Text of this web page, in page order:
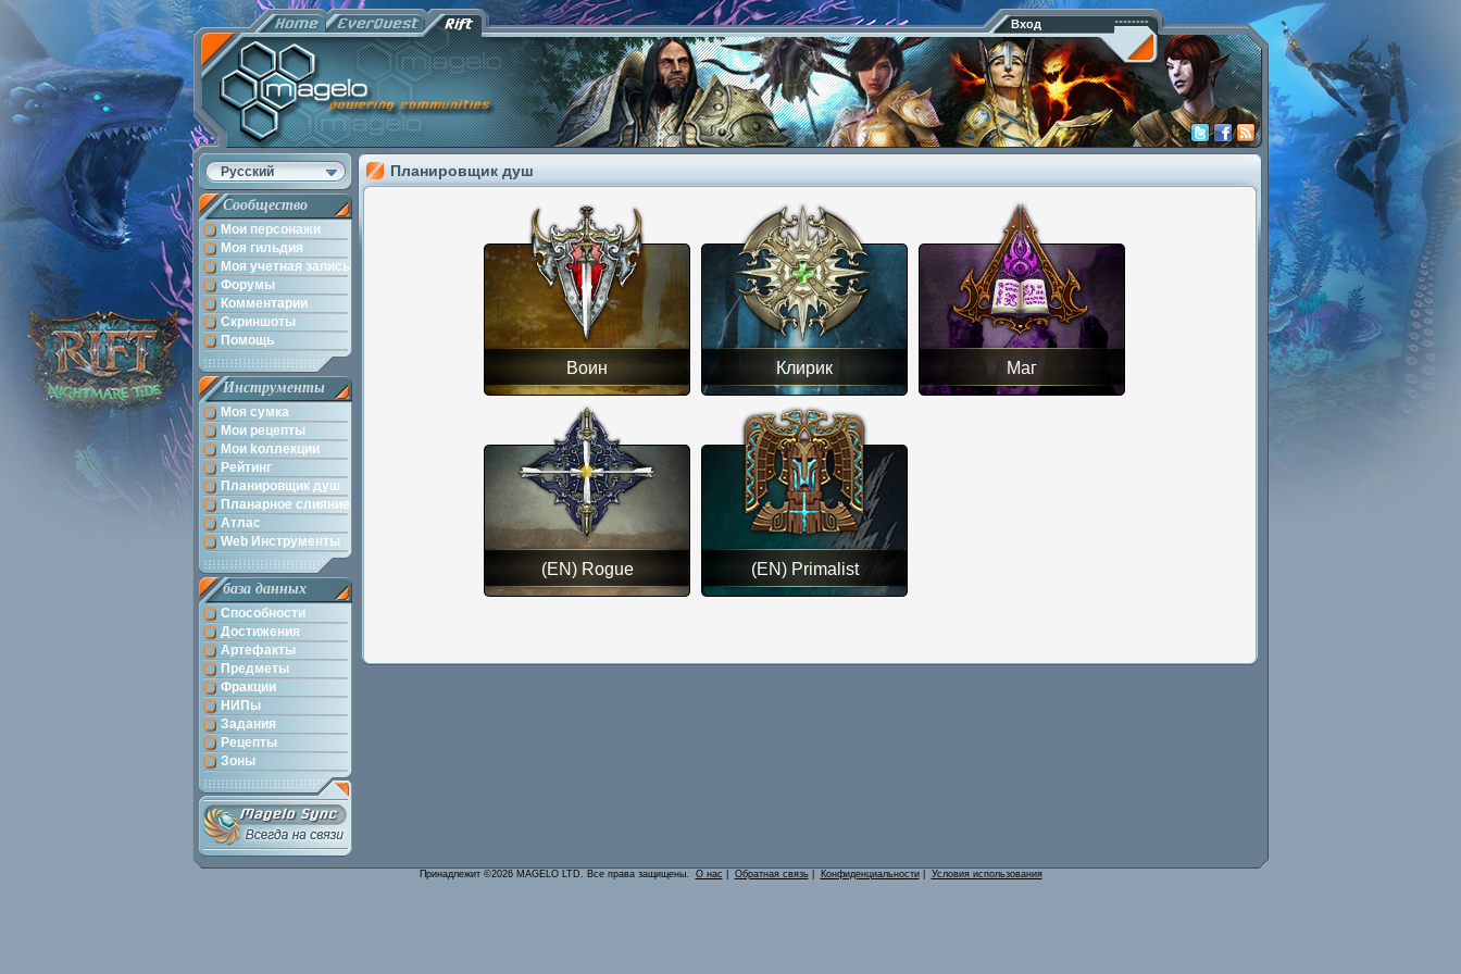
Вход
Русский
Сообщество
Мои персонажи
Моя гильдия
Моя учетная запись
Форумы
Комментарии
Скриншоты
Помощь
Инструменты
Моя сумка
Мои рецепты
Мои kоллекции
Рейтинг
Планировщик душ
Планарное слияние
Атлас
Web Инструменты
база данных
Способности
Достижения
Артефакты
Предметы
Фракции
НИПы
Задания
Рецепты
Зоны
Планировщик душ
Воин Клирик Маг
(EN) Rogue (EN) Primalist
Принадлежит ©2026 MAGELO LTD. Все права защищены. О нас Обратная связь| Конфиденциальности| Условия использования